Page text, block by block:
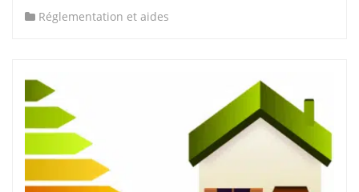
Réglementation et aides